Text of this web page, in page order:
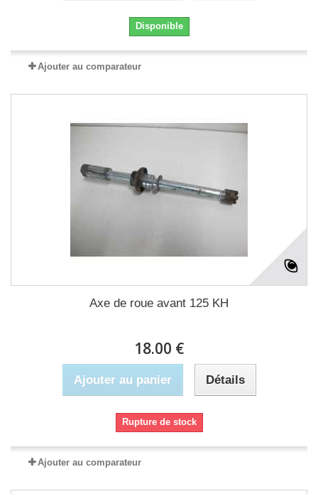
Disponible
Ajouter au comparateur
Axe de roue avant 125 KH
18.00 €
Ajouter au panier Détails
Rupture de stock
Ajouter au comparateur